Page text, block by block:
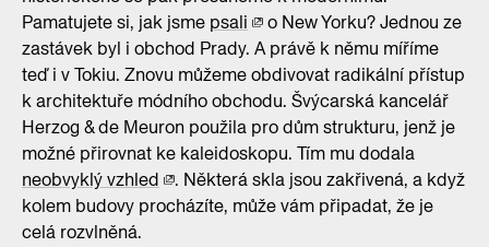
Pamatujete si, jak jsme psali
o New Yorku? Jednou ze
zastávek byl i obchod Prady. A právě k němu míříme
teď i v Tokiu. Znovu můžeme obdivovat radikální přístup
k architektuře módního obchodu. Švýcarská kancelář
Herzog & de Meuron použila pro dům strukturu, jenž je
možné přirovnat ke kaleidoskopu. Tím mu dodala
neobvyklý vzhled
. Některá skla jsou zakřivená, a když
kolem budovy procházíte, může vám připadat, že je
celá rozvlněná.